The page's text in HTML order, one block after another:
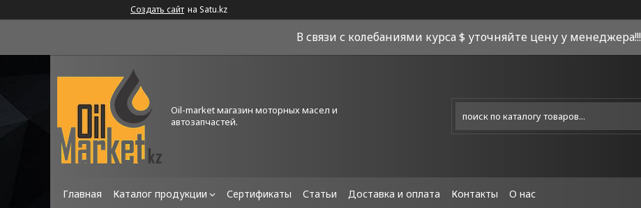
Создать сайт на Satu.kz
В связи с колебаниями курса $ уточняйте цену у менеджера!!!
Oil-market магазин моторных масел и
автозапчастей.
Главная Каталог продукции Сертификаты Статьи Доставка и оплата Контакты О нас